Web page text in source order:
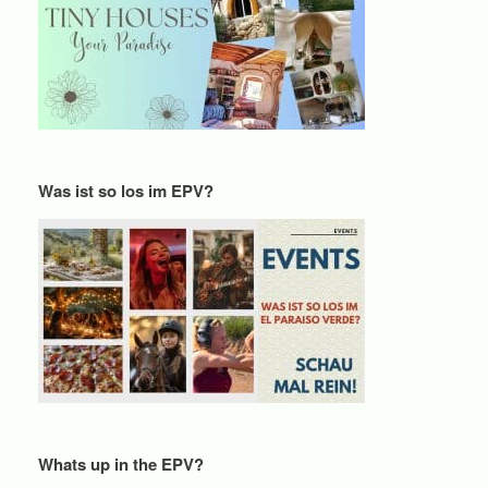
Was ist so los im EPV?
Whats up in the EPV?